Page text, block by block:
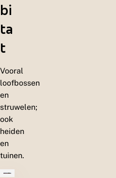
bi
ta
t
Vooral
loofbossen
en
struwelen;
ook
heiden
en
tuinen.